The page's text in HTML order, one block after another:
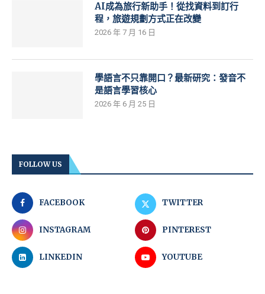
AI成為旅行新助手！從找資料到訂行
程，旅遊規劃方式正在改變
2026 年 7 月 16 日
學語言不只靠開口？最新研究：發音不
是語言學習核心
2026 年 6 月 25 日
FOLLOW US
FACEBOOK TWITTER
INSTAGRAM PINTEREST
LINKEDIN YOUTUBE